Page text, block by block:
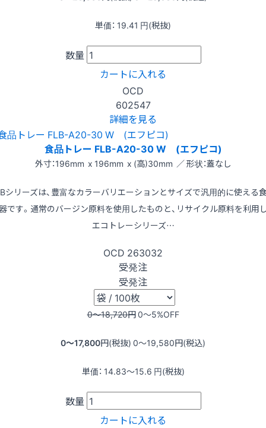
単価： 19.41 円(税抜)
数量
カートに入れる
OCD
602547
詳細を見る
食品トレー FLB-A20-30 W (エフピコ)
外寸：196mm x 196mm x (高)30mm ／ 形状：蓋なし
シリーズは、豊富なカラーバリエーションとサイズで汎用的に使える
です。通常のバージン原料を使用したものと、リサイクル原料を利用
エコトレーシリーズ…
OCD 263032
受発注
受発注
0〜18,720円0〜5%OFF
0〜17,800円(税抜) 0〜19,580円(税込)
単価： 14.83〜15.6 円(税抜)
数量
カートに入れる